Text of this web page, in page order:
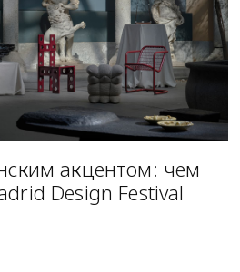
акцентом: чем
Design Festival